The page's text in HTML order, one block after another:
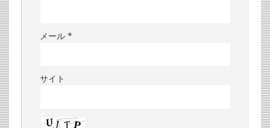
メール *
サイト